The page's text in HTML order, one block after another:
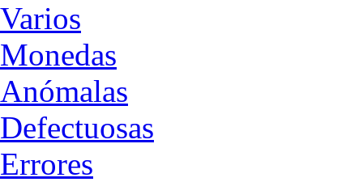
Varios
Monedas
Anómalas
Defectuosas
Errores